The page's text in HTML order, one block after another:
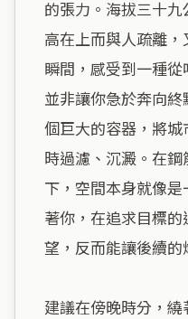
的張力。海拔三十
高在上而與人疏離
瞬間，感受到一種
並非讓你急於奔向
個巨大的容器，將
時過濾、沉澱。在
下，空間本身就像
著你，在追求目標
望，反而能讓後續的
建議在傍晚時分，